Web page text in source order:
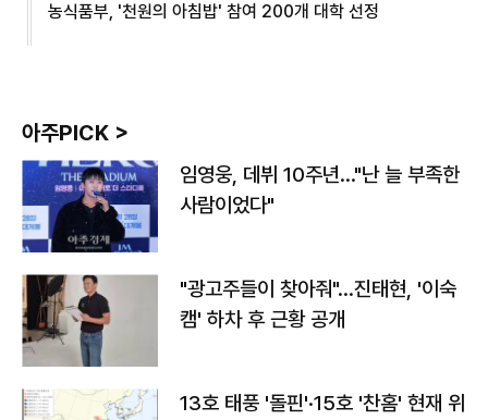
농식품부, '천원의 아침밥' 참여 200개 대학 선정
아주PICK >
임영웅, 데뷔 10주년…"난 늘 부족한
사람이었다"
"광고주들이 찾아줘"…진태현, '이숙
캠' 하차 후 근황 공개
13호 태풍 '돌핀'·15호 '찬홈' 현재 위